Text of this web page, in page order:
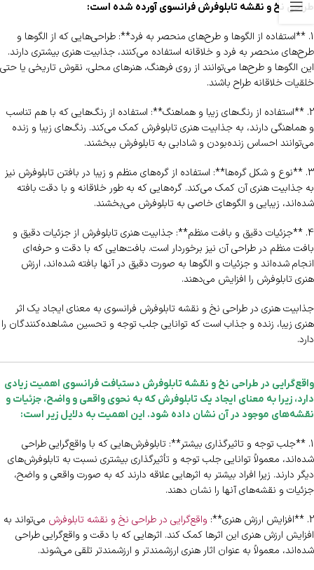
طراحی نخ و نقشه تابلوفرش فرانسوی آورده شده است:
1. **استفاده از الگوها و طرح‌های منحصر به فرد**: طراحی‌هایی که از الگوها و
طرح‌های منحصر به فرد و خلاقانه استفاده می‌کنند، جذابیت هنری بیشتری دارند.
این الگوها و طرح‌ها می‌توانند از روی فرهنگ، هنرهای محلی، نقوش تاریخی یا حتی
خلقیات خلاقانه طراح باشند.
2. **استفاده از رنگ‌های زیبا و هماهنگ**: استفاده از رنگ‌هایی که با هم تناسب
و هماهنگی دارند، به جذابیت هنری تابلوفرش کمک می‌کند. رنگ‌های زیبا و زنده
می‌توانند احساس زنده‌بودن و شادابی به تابلوفرش ببخشند.
3. **نوع و شکل گره‌ها**: استفاده از گره‌های منظم و زیبا در بافتن تابلوفرش نیز
به جذابیت هنری آن کمک می‌کند. گره‌هایی که به طور خلاقانه و با دقت بافته
شده‌اند، زیبایی و الگوهای خاصی به تابلوفرش می‌بخشند.
4. **جزئیات دقیق و بافت منظم**: جذابیت هنری تابلوفرش از جزئیات دقیق و
بافت منظم در طراحی آن نیز برخوردار است. بافت‌هایی که با دقت و حرفه‌ای
انجام شده‌اند و جزئیات و الگوها به صورت دقیق در آنها بافته شده‌اند، ارزش
هنری تابلوفرش را افزایش می‌دهند.
جذابیت هنری در طراحی نخ و نقشه تابلوفرش فرانسوی به معنای ایجاد یک اثر
هنری زیبا، زنده و جذاب است که توانایی جلب توجه و تحسین مشاهده‌کنندگان را
دارد.
واقع‌گرایی در طراحی نخ و نقشه تابلوفرش دستبافت فرانسوی اهمیت زیادی
دارد، زیرا به معنای ایجاد یک تابلوفرش که به نحوی واقعی و واضح، جزئیات و
نقشه‌های موجود در آن نشان داده شود. این اهمیت به دلایل زیر است:
1. **جلب توجه و تاثیرگذاری بیشتر**: تابلوفرش‌هایی که با واقع‌گرایی طراحی
شده‌اند، معمولاً توانایی جلب توجه و تأثیرگذاری بیشتری نسبت به تابلوفرش‌های
دیگر دارند. زیرا افراد بیشتر به اثرهایی علاقه دارند که به صورت واقعی و واضح،
جزئیات و نقشه‌های آنها را نشان دهند.
2. **افزایش ارزش هنری**:
واقع‌گرایی در طراحی نخ و نقشه تابلوفرش می‌تواند به
افزایش ارزش هنری این اثرها کمک کند. اثرهایی که با دقت و واقع‌گرایی طراحی
شده‌اند، معمولاً به عنوان اثار هنری ارزشمندتر و ارزشمندتر تلقی می‌شوند.